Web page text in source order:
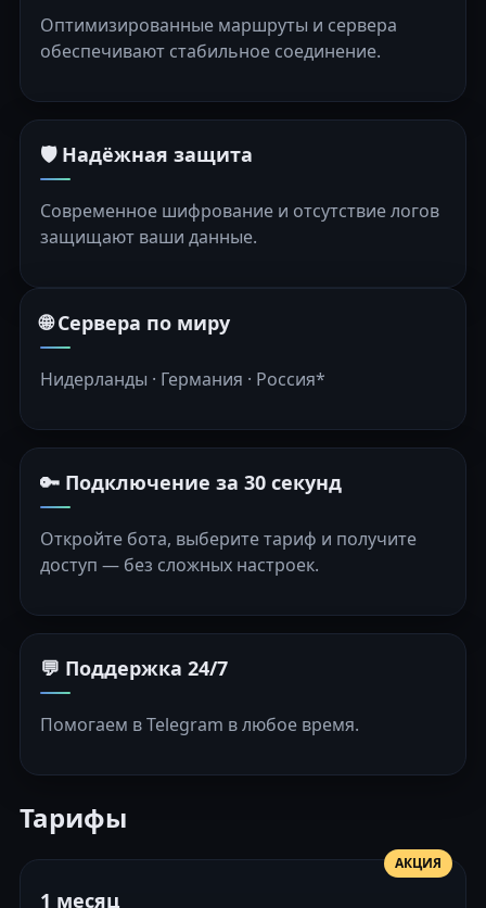
Оптимизированные маршруты и сервера
обеспечивают стабильное соединение.
🛡️ Надёжная защита
Современное шифрование и отсутствие логов
защищают ваши данные.
🌐 Сервера по миру
Нидерланды · Германия · Россия*
🔑 Подключение за 30 секунд
Откройте бота, выберите тариф и получите
доступ — без сложных настроек.
💬 Поддержка 24/7
Помогаем в Telegram в любое время.
Тарифы
АКЦИЯ
1 месяц